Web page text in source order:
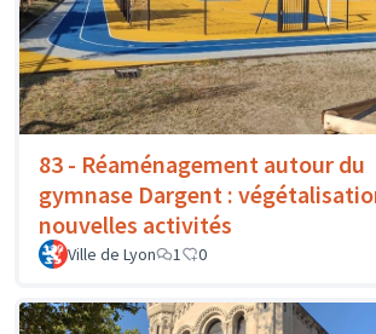
83 - Réaménagement autour du
gymnase Dargent :
nouvelles activités
Ville de Lyon 1 0